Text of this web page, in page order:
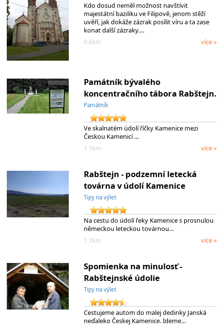
Kdo dosud neměl možnost navštívit
majestátní baziliku ve Filipově, jenom stěží
uvěří, jak dokáže zázrak posílit víru a ta zase
konat další zázraky.…
0.6km
více »
Památník bývalého
koncentračního tábora Rabštejn.
Památník
Ve skalnatém údolí říčky Kamenice mezi
Českou Kamenicí …
1.1km
více »
Rabštejn - podzemní letecká
továrna v údolí Kamenice
Tipy na výlet
Na cestu do údolí řeky Kamenice s prosnulou
německou leteckou továrnou…
1.7km
více »
Spomienka na minulosť -
Rabštejnské údolie
Tipy na výlet
Cestujeme autom do malej dedinky Janská
neďaleko Českej Kamenice. Ideme…